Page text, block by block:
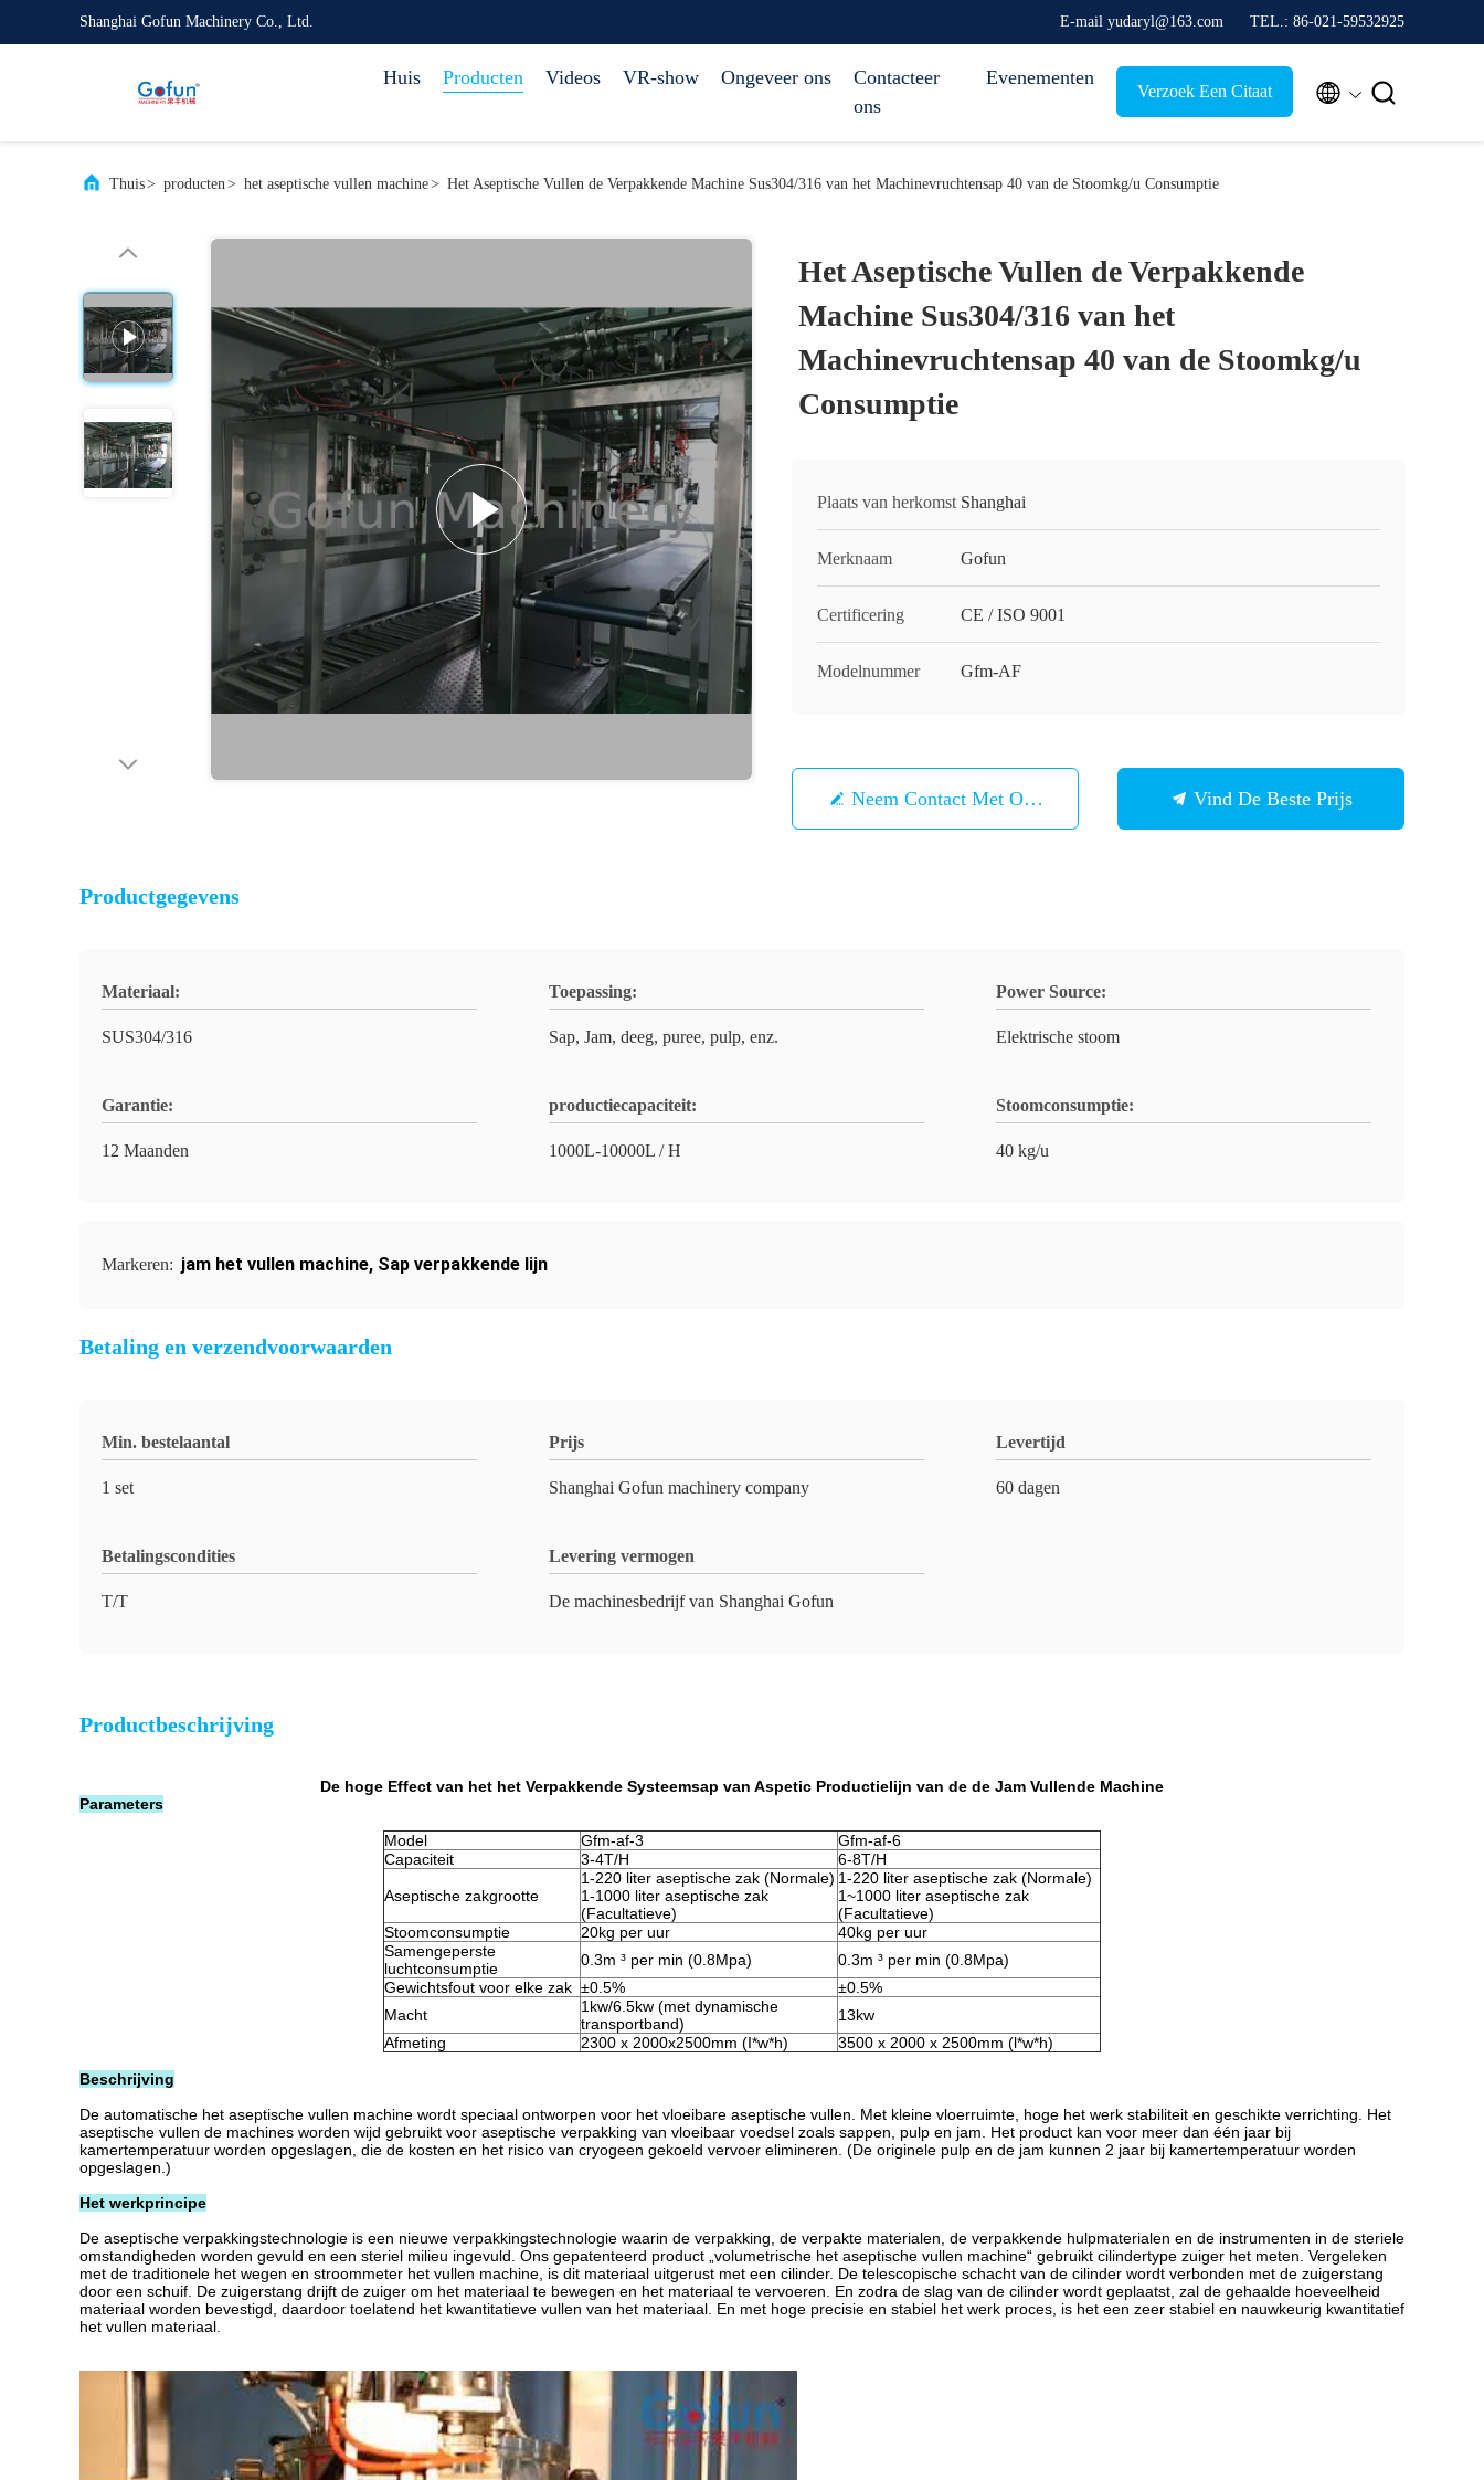
Shanghai Gofun Machinery Co., Ltd. E-mail yudaryl@163.com TEL.: 86-021-59532925
Huis Producten Videos VR-show Ongeveer ons
Contacteer
ons
Evenementen
Verzoek Een Citaat  
Thuis> producten> het aseptische vullen machine> Het Aseptische Vullen de Verpakkende Machine Sus304/316 van het Machinevruchtensap 40 van de Stoomkg/u Consumptie
Het Aseptische Vullen de Verpakkende
Machine Sus304/316 van het
Machinevruchtensap 40 van de Stoomkg/u
Consumptie
Plaats van herkomst Shanghai
Merknaam Gofun
Certificering CE / ISO 9001
Modelnummer Gfm-AF
Neem Contact Met Ons Op Vind De Beste Prijs
Productgegevens
Materiaal:
SUS304/316
Toepassing:
Sap, Jam, deeg, puree, pulp, enz.
Power Source:
Elektrische stoom
Garantie:
12 Maanden
productiecapaciteit:
1000L-10000L / H
Stoomconsumptie:
40 kg/u
Markeren: jam het vullen machine, Sap verpakkende lijn
Betaling en verzendvoorwaarden
Min. bestelaantal
1 set
Prijs
Shanghai Gofun machinery company
Levertijd
60 dagen
Betalingscondities
T/T
Levering vermogen
De machinesbedrijf van Shanghai Gofun
Productbeschrijving
De hoge Effect van het het Verpakkende Systeemsap van Aspetic Productielijn van de de Jam Vullende Machine
Parameters
Model Gfm-af-3
Gfm-af-6
Capaciteit
3-4T/H 6-8T/H
Aseptische zakgrootte
1-220 liter aseptische zak (Normale)
1-1000 liter aseptische zak
(Facultatieve)
1-220 liter aseptische zak (Normale)
1~1000 liter aseptische zak
(Facultatieve)
Stoomconsumptie
20kg per uur
40kg per uur
Samengeperste
luchtconsumptie
0.3m ³ per min (0.8Mpa)
0.3m ³ per min (0.8Mpa)
Gewichtsfout voor elke zak ±0.5%
±0.5%
Macht
1kw/6.5kw (met dynamische
transportband)
13kw
Afmeting
2300 x 2000x2500mm (I*w*h) 3500 x 2000 x 2500mm (l*w*h)
Beschrijving
De automatische het aseptische vullen machine wordt speciaal ontworpen voor het vloeibare aseptische vullen. Met kleine vloerruimte, hoge het werk stabiliteit en geschikte verrichting. Het
aseptische vullen de machines worden wijd gebruikt voor aseptische verpakking van vloeibaar voedsel zoals sappen, pulp en jam. Het product kan voor meer dan één jaar bij
kamertemperatuur worden opgeslagen, die de kosten en het risico van cryogeen gekoeld vervoer elimineren. (De originele pulp en de jam kunnen 2 jaar bij kamertemperatuur worden
opgeslagen.)
Het werkprincipe
De aseptische verpakkingstechnologie is een nieuwe verpakkingstechnologie waarin de verpakking, de verpakte materialen, de verpakkende hulpmaterialen en de instrumenten in de steriele
omstandigheden worden gevuld en een steriel milieu ingevuld. Ons gepatenteerd product „volumetrische het aseptische vullen machine“ gebruikt cilindertype zuiger het meten. Vergeleken
met de traditionele het wegen en stroommeter het vullen machine, is dit materiaal uitgerust met een cilinder. De telescopische schacht van de cilinder wordt verbonden met de zuigerstang
door een schuif. De zuigerstang drijft de zuiger om het materiaal te bewegen en het materiaal te vervoeren. En zodra de slag van de cilinder wordt geplaatst, zal de gehaalde hoeveelheid
materiaal worden bevestigd, daardoor toelatend het kwantitatieve vullen van het materiaal. En met hoge precisie en stabiel het werk proces, is het een zeer stabiel en nauwkeurig kwantitatief
het vullen materiaal.